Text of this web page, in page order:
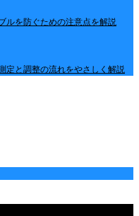
ルを防ぐための注意点を解説
定と調整の流れをやさしく解説